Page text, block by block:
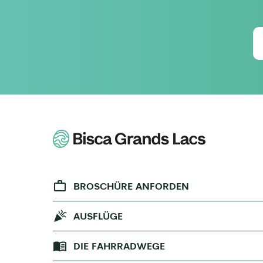
BROSCHÜRE ANFORDEN
AUSFLÜGE
DIE FAHRRADWEGE